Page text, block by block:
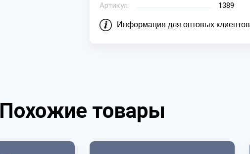
Артикул:
1389
Информация для оптовых клиентов
Похожие товары